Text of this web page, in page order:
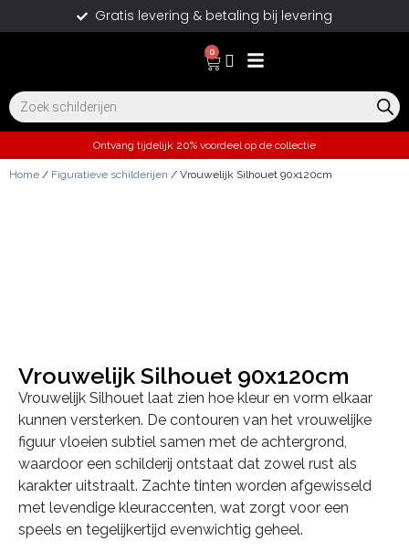
Gratis levering & betaling bij levering
0
Ontvang tijdelijk 20% voordeel op de collectie
Home / Figuratieve schilderijen / Vrouwelijk Silhouet 90x120cm
Vrouwelijk Silhouet 90x120cm
Vrouwelijk Silhouet laat zien hoe kleur en vorm elkaar
kunnen versterken. De contouren van het vrouwelijke
figuur vloeien subtiel samen met de achtergrond,
waardoor een schilderij ontstaat dat zowel rust als
karakter uitstraalt. Zachte tinten worden afgewisseld
met levendige kleuraccenten, wat zorgt voor een
speels en tegelijkertijd evenwichtig geheel.